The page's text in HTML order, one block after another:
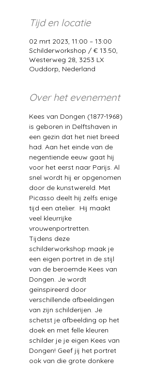
Tijd en locatie
02 mrt 2023, 11:00 – 13:00
Schilderworkshop / € 13.50,
Westerweg 28, 3253 LX
Ouddorp, Nederland
Over het evenement
Kees van Dongen (1877-1968)
is geboren in Delftshaven in
een gezin dat het niet breed
had. Aan het einde van de
negentiende eeuw gaat hij
voor het eerst naar Parijs. Al
snel wordt hij er opgenomen
door de kunstwereld. Met
Picasso deelt hij zelfs enige
tijd een atelier.  Hij maakt
veel kleurrijke
vrouwenportretten.
Tijdens deze
schilderworkshop maak je
een eigen portret in de stijl
van de beroemde Kees van
Dongen. Je wordt
geïnspireerd door
verschillende afbeeldingen
van zijn schilderijen. Je
schetst je afbeelding op het
doek en met felle kleuren
schilder je je eigen Kees van
Dongen! Geef jij het portret
ook van die grote donkere